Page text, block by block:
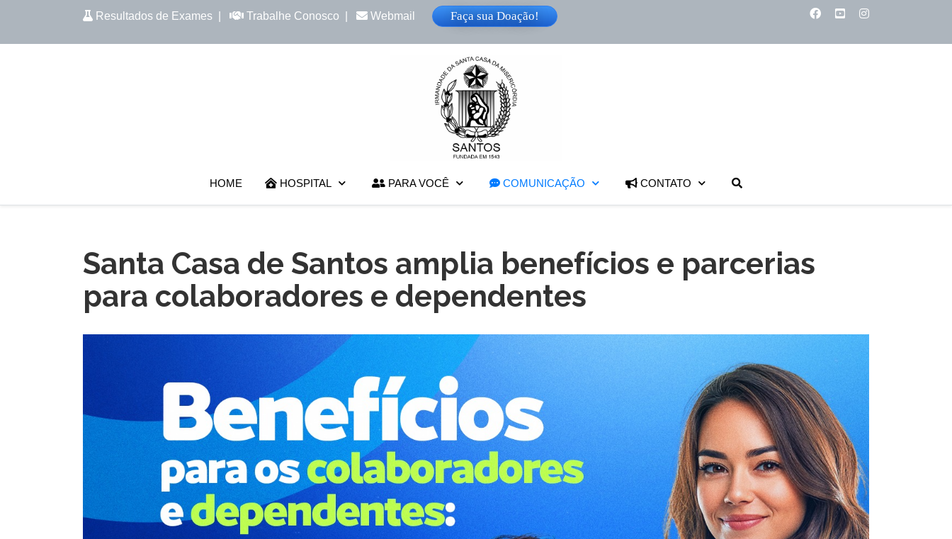
Resultados de Exames Trabalhe Conosco Webmail Faça sua Doação!
HOME HOSPITAL PARA VOCÊ COMUNICAÇÃO CONTATO
Santa Casa de Santos amplia benefícios e parcerias
para colaboradores e dependentes